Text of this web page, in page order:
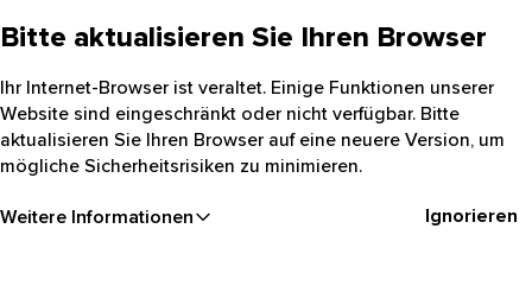
Bitte aktualisieren Sie Ihren Browser
Ihr Internet-Browser ist veraltet. Einige Funktionen unserer
Website sind eingeschränkt oder nicht verfügbar. Bitte
aktualisieren Sie Ihren Browser auf eine neuere Version, um
mögliche Sicherheitsrisiken zu minimieren.
Weitere Informationen Ignorieren